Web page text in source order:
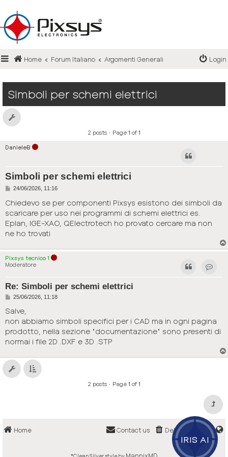
IRIS AI
Login
Register
FAQ
Home Forum Italiano Argomenti Generali Login
Simboli per schemi elettrici
2 posts • Page 1 of 1
DanieleB
Simboli per schemi elettrici
P
s
t
24/06/2026, 11:16
Chiedevo se per componenti Pixsys esistono dei simboli da
scaricare per uso nei programmi di schemi elettrici es.
Eplan, IGE-XAO, QElectrotech ho provato cercare ma non
ne ho trovati
Pixsys tecnico 1
Moderatore
Re: Simboli per schemi elettrici
P
s
25/06/2026, 11:18
Salve,
non abbiamo simboli specifici per i CAD ma in ogni pagina
prodotto, nella sezione "documentazione" sono presenti di
normai i file 2D .DXF e 3D .STP
2 posts • Page 1 of 1
Home Delete cookies
Contact us
MannixMD